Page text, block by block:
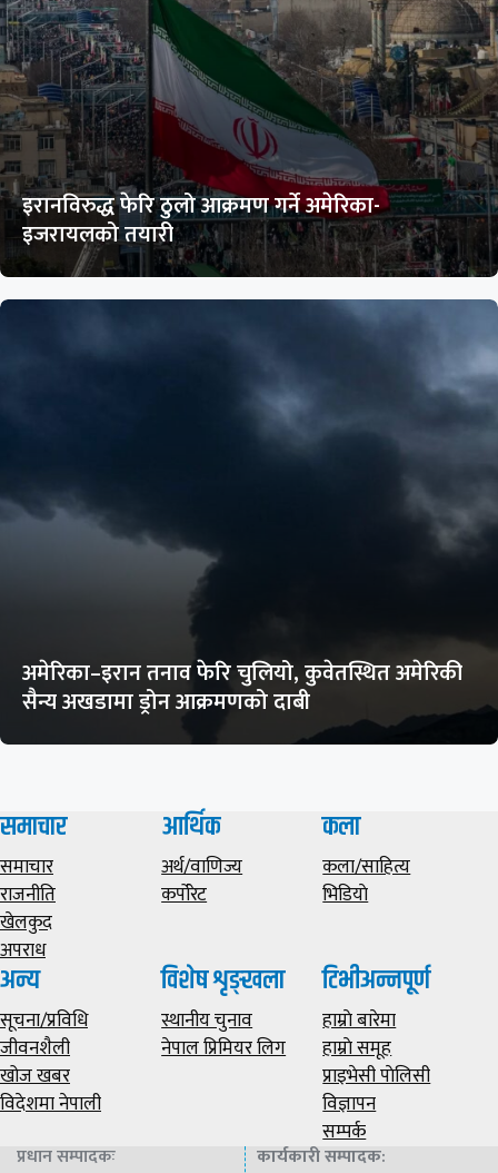
इरानविरुद्ध फेरि ठुलो आक्रमण गर्ने अमेरिका-
इजरायलको तयारी
अमेरिका–इरान तनाव फेरि चुलियो, कुवेतस्थित अमेरिकी
सैन्य अखडामा ड्रोन आक्रमणको दाबी
समाचार
समाचार
राजनीति
खेलकुद
अपराध
आर्थिक
अर्थ/वाणिज्य
कर्पोरेट
कला
कला/साहित्य
भिडियाे
अन्य
सूचना/प्रविधि
जीवनशैली
खोज खबर
विदेशमा नेपाली
विशेष शृङ्खला
स्थानीय चुनाव
नेपाल प्रिमियर लिग
टिभीअन्नपूर्ण
हाम्राे बारेमा
हाम्राे समूह
प्राइभेसी पाेलिसी
विज्ञापन
सम्पर्क
प्रधान सम्पादकः कार्यकारी सम्पादक: